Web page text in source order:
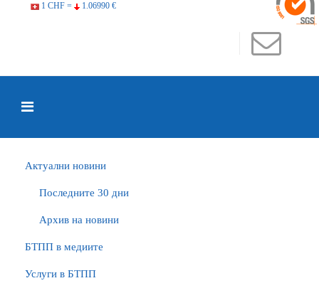
1 CHF =
1.06990 €
Актуални новини
Последните 30 дни
Архив на новини
БTПП в медиите
Услуги в БТПП